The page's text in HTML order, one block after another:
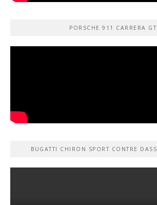
PORSCHE 911 CARRERA
BUGATTI CHIRON SPORT CONTRE